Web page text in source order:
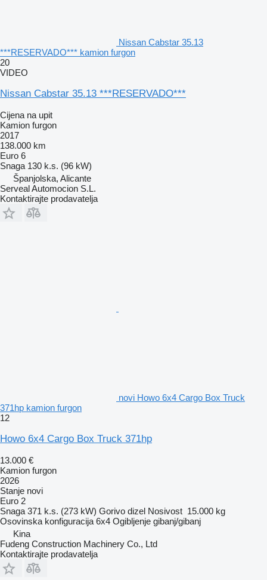
Nissan Cabstar 35.13
***RESERVADO*** kamion furgon
20
VIDEO
Nissan Cabstar 35.13 ***RESERVADO***
Cijena na upit
Kamion furgon
2017
138.000 km
Euro 6
Snaga 130 k.s. (96 kW)
Španjolska, Alicante
Serveal Automocion S.L.
Kontaktirajte prodavatelja
novi Howo 6x4 Cargo Box Truck
371hp kamion furgon
12
Howo 6x4 Cargo Box Truck 371hp
13.000 €
Kamion furgon
2026
Stanje novi
Euro 2
Snaga 371 k.s. (273 kW) Gorivo dizel Nosivost 15.000 kg
Osovinska konfiguracija 6x4 Ogibljenje gibanj/gibanj
Kina
Fudeng Construction Machinery Co., Ltd
Kontaktirajte prodavatelja